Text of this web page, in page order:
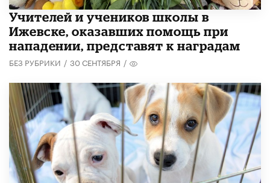
​Учителей и учеников школы в
Ижевске, оказавших помощь при
нападении, представят к наградам
БЕЗ РУБРИКИ / 30 СЕНТЯБРЯ /